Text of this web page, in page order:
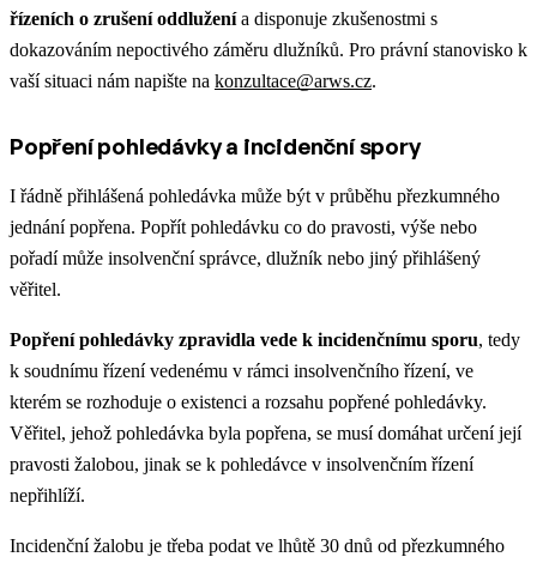
řízeních o zrušení oddluženía disponuje zkušenostmi s
dokazováním nepoctivého záměru dlužníků. Pro právní stanovisko k
vaší situaci nám napište na konzultace@arws.cz.
Popření pohledávky a incidenční spory
I řádně přihlášená pohledávka může být v průběhu přezkumného
jednání popřena. Popřít pohledávku co do pravosti, výše nebo
pořadí může insolvenční správce, dlužník nebo jiný přihlášený
věřitel.
Popření pohledávky zpravidla vede k incidenčnímu sporu, tedy
k soudnímu řízení vedenému v rámci insolvenčního řízení, ve
kterém se rozhoduje o existenci a rozsahu popřené pohledávky.
Věřitel, jehož pohledávka byla popřena, se musí domáhat určení její
pravosti žalobou, jinak se k pohledávce v insolvenčním řízení
nepřihlíží.
Incidenční žalobu je třeba podat ve lhůtě 30 dnů od přezkumného